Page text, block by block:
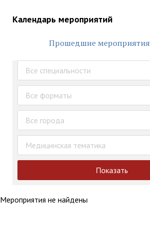
Календарь мероприятий
Прошедшие мероприятия
Все специальности
Все форматы
Все города
Медицинская тематика
Показать
Мероприятия не найдены